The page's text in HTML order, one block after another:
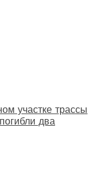
участке трассы
два